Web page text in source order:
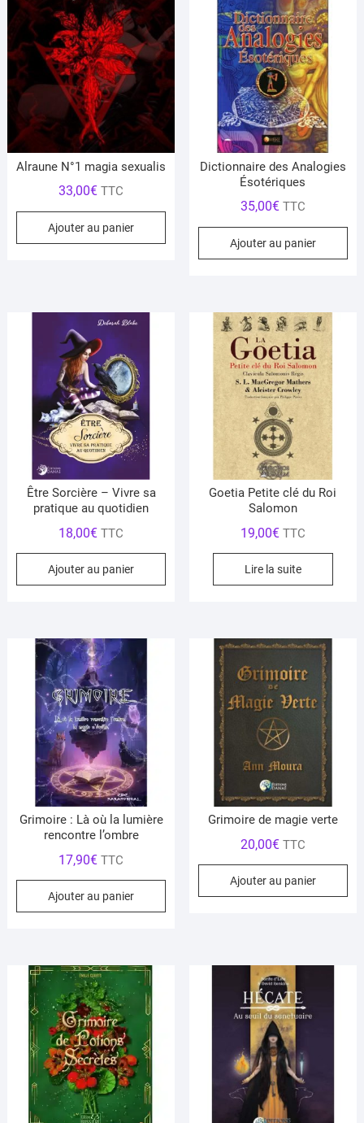
Alraune N°1 magia sexualis
33,00€ TTC
Ajouter au panier
Dictionnaire des Analogies
Ésotériques
35,00€ TTC
Ajouter au panier
Être Sorcière – Vivre sa
pratique au quotidien
18,00€ TTC
Ajouter au panier
Goetia Petite clé du Roi
Salomon
19,00€ TTC
Lire la suite
Grimoire : Là où la lumière
rencontre l’ombre
17,90€ TTC
Ajouter au panier
Grimoire de magie verte
20,00€ TTC
Ajouter au panier